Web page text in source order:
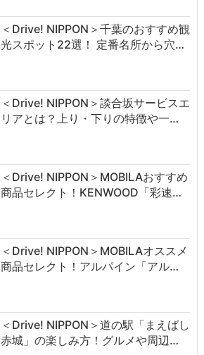
＜Drive! NIPPON＞千葉のおすすめ観
光スポット22選！ 定番名所から穴…
＜Drive! NIPPON＞談合坂サービスエ
リアとは？上り・下りの特徴や一…
＜Drive! NIPPON＞MOBILAおすすめ
商品セレクト！KENWOOD「彩速…
＜Drive! NIPPON＞MOBILAオススメ
商品セレクト！アルパイン「アル…
＜Drive! NIPPON＞道の駅「まえばし
赤城」の楽しみ方！グルメや周辺…